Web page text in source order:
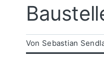
Von Sebastian